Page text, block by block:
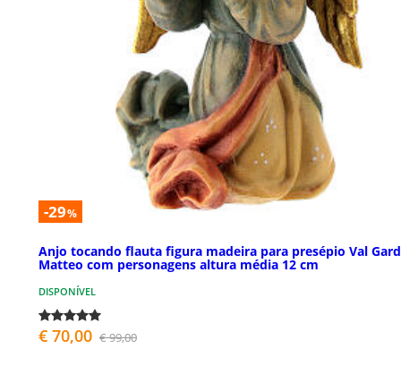
-29%
Anjo tocando flauta figura madeira para presépio Val
Matteo com personagens altura média 12 cm
DISPONÍVEL
€ 70,00 € 99,00